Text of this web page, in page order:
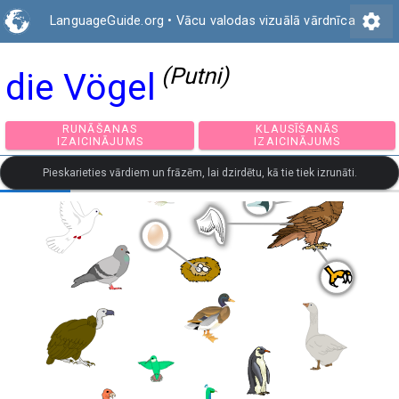
LanguageGuide.org • Vācu valodas vizuālā vārdnīca settings
die Vögel (Putni)
RUNĀŠANAS
IZAICINĀJUMS
KLAUSĪŠANĀS
IZAICINĀJUMS
Pieskarieties vārdiem un frāzēm, lai dzirdētu, kā tie tiek izrunāti.